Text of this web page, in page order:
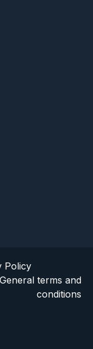
Policy
General terms and
conditions